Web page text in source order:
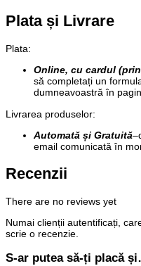
Plata și Livrare
Plata:
Online, cu cardul
să completați un
dumneavoastră în
Livrarea produselor:
Automată și Gratuită–
email comunicată în
Recenzii
There are no reviews yet
Numai clienții autentificați,
scrie o recenzie.
S-ar putea să-ți placă